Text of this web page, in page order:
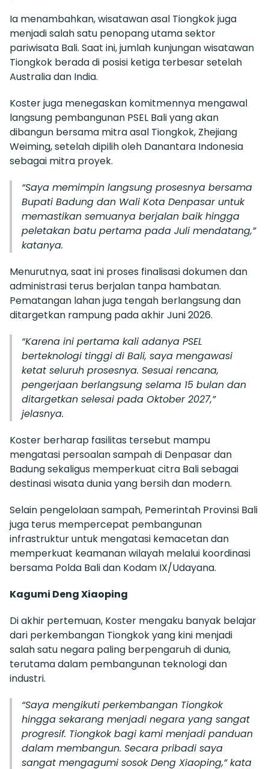
Ia menambahkan, wisatawan asal Tiongkok juga
menjadi salah satu penopang utama sektor
pariwisata Bali. Saat ini, jumlah kunjungan wisatawan
Tiongkok berada di posisi ketiga terbesar setelah
Australia dan India.
Koster juga menegaskan komitmennya mengawal
langsung pembangunan PSEL Bali yang akan
dibangun bersama mitra asal Tiongkok, Zhejiang
Weiming, setelah dipilih oleh Danantara Indonesia
sebagai mitra proyek.
“Saya memimpin langsung prosesnya bersama
Bupati Badung dan Wali Kota Denpasar untuk
memastikan semuanya berjalan baik hingga
peletakan batu pertama pada Juli mendatang,”
katanya.
Menurutnya, saat ini proses finalisasi dokumen dan
administrasi terus berjalan tanpa hambatan.
Pematangan lahan juga tengah berlangsung dan
ditargetkan rampung pada akhir Juni 2026.
“Karena ini pertama kali adanya PSEL
berteknologi tinggi di Bali, saya mengawasi
ketat seluruh prosesnya. Sesuai rencana,
pengerjaan berlangsung selama 15 bulan dan
ditargetkan selesai pada Oktober 2027,”
jelasnya.
Koster berharap fasilitas tersebut mampu
mengatasi persoalan sampah di Denpasar dan
Badung sekaligus memperkuat citra Bali sebagai
destinasi wisata dunia yang bersih dan modern.
Selain pengelolaan sampah, Pemerintah Provinsi Bali
juga terus mempercepat pembangunan
infrastruktur untuk mengatasi kemacetan dan
memperkuat keamanan wilayah melalui koordinasi
bersama Polda Bali dan Kodam IX/Udayana.
Kagumi Deng Xiaoping
Di akhir pertemuan, Koster mengaku banyak belajar
dari perkembangan Tiongkok yang kini menjadi
salah satu negara paling berpengaruh di dunia,
terutama dalam pembangunan teknologi dan
industri.
“Saya mengikuti perkembangan Tiongkok
hingga sekarang menjadi negara yang sangat
progresif. Tiongkok bagi kami menjadi panduan
dalam membangun. Secara pribadi saya
sangat mengagumi sosok Deng Xiaoping,” kata